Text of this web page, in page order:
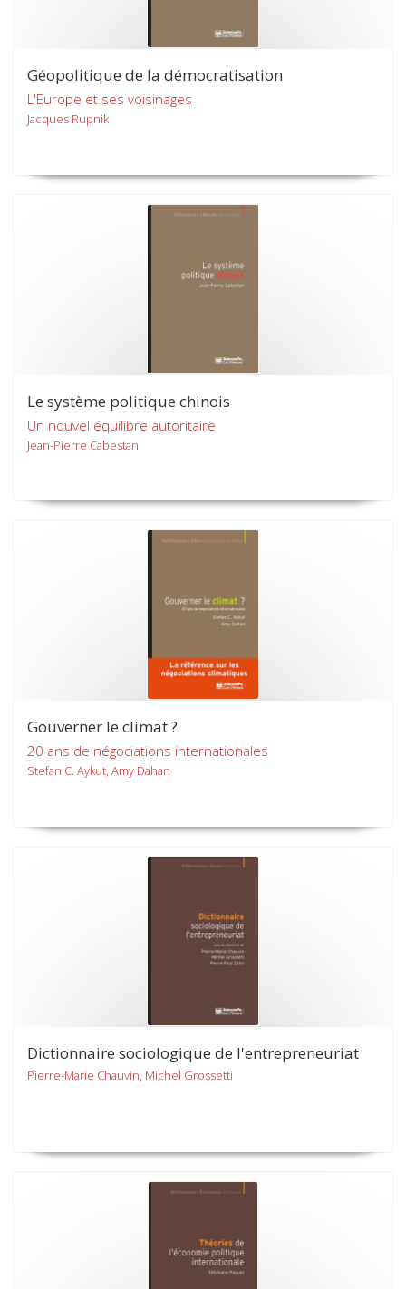
Géopolitique de la démocratisation
L'Europe et ses voisinages
Jacques Rupnik
Le système politique chinois
Un nouvel équilibre autoritaire
Jean-Pierre Cabestan
Gouverner le climat ?
20 ans de négociations internationales
Stefan C. Aykut, Amy Dahan
Dictionnaire sociologique de l'entrepreneuriat
Pierre-Marie Chauvin, Michel Grossetti